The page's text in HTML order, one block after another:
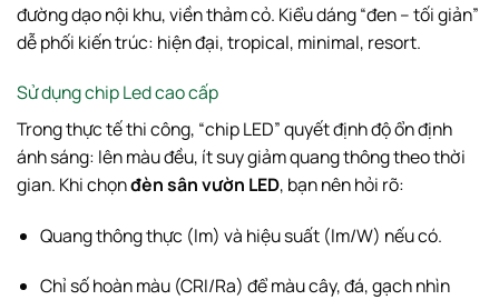
đường dạo nội khu, viền thảm cỏ. Kiểu dáng “đen – tối giản”
dễ phối kiến trúc: hiện đại, tropical, minimal, resort.
Sử dụng chip Led cao cấp
Trong thực tế thi công, “chip LED” quyết định độ ổn định
ánh sáng: lên màu đều, ít suy giảm quang thông theo thời
gian. Khi chọnđèn sân vườn LED, bạn nên hỏi rõ:
Quang thông thực (lm) và hiệu suất (lm/W) nếu có.
Chỉ số hoàn màu (CRI/Ra) để màu cây, đá, gạch nhìn